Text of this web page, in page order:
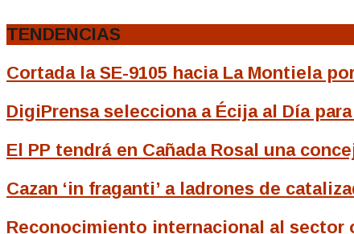
TENDENCIAS
Cortada la SE-9105 hacia La Montiela
DigiPrensa selecciona a Écija al Día
El PP tendrá en Cañada Rosal una
Cazan ‘in fraganti’ a ladrones de
Reconocimiento internacional al